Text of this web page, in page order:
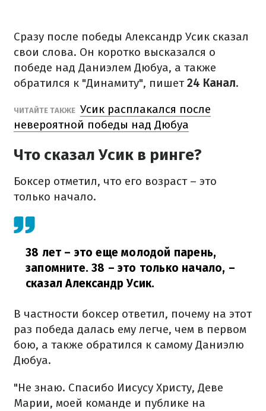
Сразу после победы Александр Усик сказал
свои слова. Он коротко высказался о
победе над Даниэлем Дюбуа, а также
обратился к "Динамиту", пишет24 Канал.
ЧИТАЙТЕ ТАКЖЕ Усик расплакался после
невероятной победы над Дюбуа
Что сказал Усик в ринге?
Боксер отметил, что его возраст – это
только начало.
38 лет – это еще молодой парень,
запомните. 38 – это только начало, –
сказал Александр Усик.
В частности боксер ответил, почему на этот
раз победа далась ему легче, чем в первом
бою, а также обратился к самому Даниэлю
Дюбуа.
"Не знаю. Спасибо Иисусу Христу, Деве
Марии, моей команде и публике на